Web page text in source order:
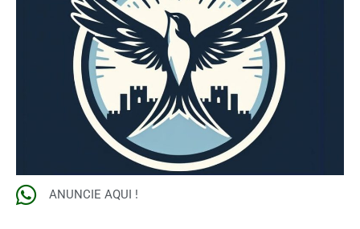
ANUNCIE AQUI !